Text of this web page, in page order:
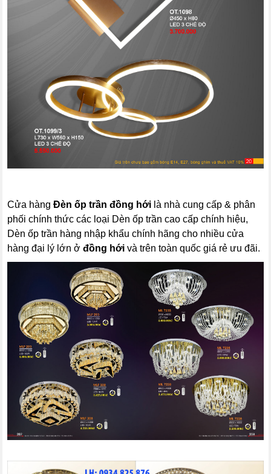
Cửa hàngĐèn ốp trần đồng hới là nhà cung cấp & phân
phối chính thức các loại Dèn ốp trần cao cấp chính hiệu,
Dèn ốp trần hàng nhập khẩu chính hãng cho nhiều cửa
hàng đại lý lớn ởđồng hới và trên toàn quốc giá rẻ ưu đãi.